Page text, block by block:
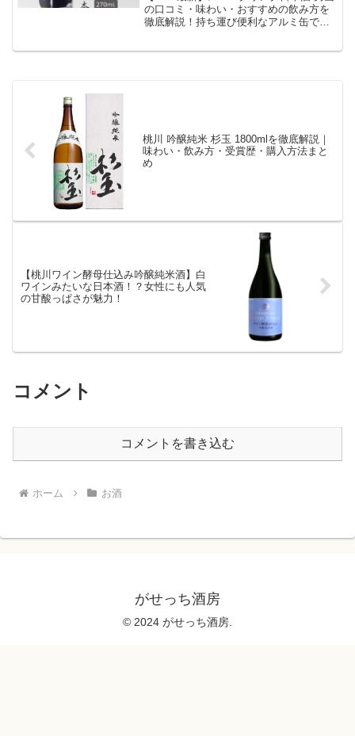
の口コミ・味わい・おすすめの飲み方を
徹底解説！持ち運び便利なアルミ缶でア
桃川 吟醸純米 杉玉 1800mlを徹底解説｜
味わい・飲み方・受賞歴・購入方法まと
め
【桃川ワイン酵母仕込み吟醸純米酒】白
ワインみたいな日本酒！？女性にも人気
の甘酸っぱさが魅力！
コメント
コメントを書き込む
ホーム お酒
がせっち酒房
© 2024 がせっち酒房.